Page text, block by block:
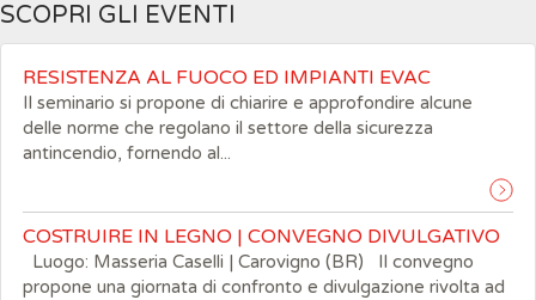
SCOPRI GLI EVENTI
RESISTENZA AL FUOCO ED IMPIANTI EVAC
Il seminario si propone di chiarire e approfondire alcune
delle norme che regolano il settore della sicurezza
antincendio, fornendo al...
COSTRUIRE IN LEGNO | CONVEGNO DIVULGATIVO
Luogo: Masseria Caselli | Carovigno (BR) Il convegno
propone una giornata di confronto e divulgazione rivolta ad